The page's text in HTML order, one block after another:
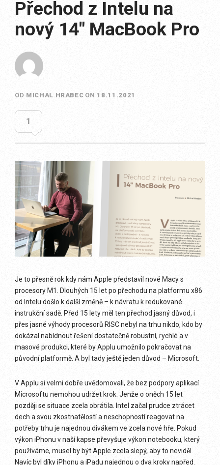
Přechod z Intelu na
nový 14″ MacBook Pro
OD MICHAL HRABEC ON 18.11.2021
1
Je to přesně rok kdy nám Apple představil nové Macy s
procesory M1. Dlouhých 15 let po přechodu na platformu x86
od Intelu došlo k další změně – k návratu k redukované
instrukční sadě. Před 15 lety měl ten přechod jasný důvod, i
přes jasné výhody procesorů RISC nebyl na trhu nikdo, kdo by
dokázal nabídnout řešení dostatečně robustní, rychlé a v
masové produkci, které by Applu umožnilo pokračovat na
původní platformě. A byl tady ještě jeden důvod – Microsoft.
V Applu si velmi dobře uvědomovali, že bez podpory aplikací
Microsoftu nemohou udržet krok. Jenže o oněch 15 let
později se situace zcela obrátila. Intel začal prudce ztrácet
dech a svou zkostnatělostí a neschopností reagovat na
potřeby trhu je najednou divákem ve zcela nové hře. Pokud
výkon iPhonu v naší kapse převyšuje výkon notebooku, který
používáme, musel by být Apple zcela slepý, aby to neviděl.
Navíc byl díky iPhonu a iPadu najednou o dva kroky napřed.